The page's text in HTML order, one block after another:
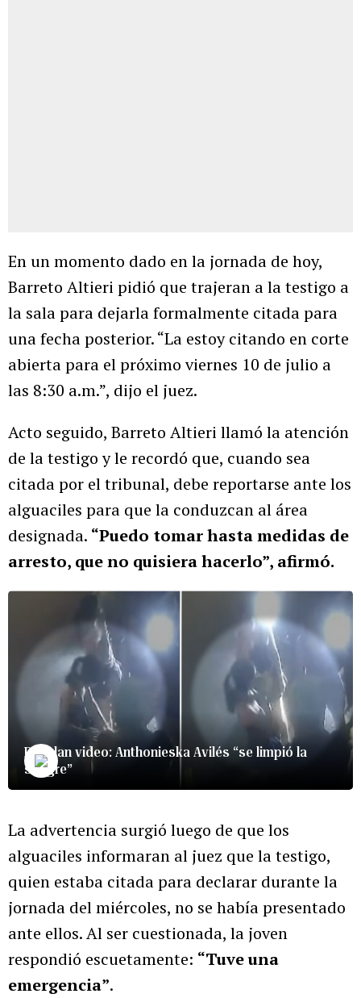
En un momento dado en la jornada de hoy,
Barreto Altieri pidió que trajeran a la testigo a
la sala para dejarla formalmente citada para
una fecha posterior. “La estoy citando en corte
abierta para el próximo viernes 10 de julio a
las 8:30 a.m.”, dijo el juez.
Acto seguido, Barreto Altieri llamó la atención
de la testigo y le recordó que, cuando sea
citada por el tribunal, debe reportarse ante los
alguaciles para que la conduzcan al área
designada. “Puedo tomar hasta medidas de
arresto, que no quisiera hacerlo”, afirmó.
Revelan video: Anthonieska Avilés “se limpió la
sangre”
La advertencia surgió luego de que los
alguaciles informaran al juez que la testigo,
quien estaba citada para declarar durante la
jornada del miércoles, no se había presentado
ante ellos. Al ser cuestionada, la joven
respondió escuetamente: “Tuve una
emergencia”.